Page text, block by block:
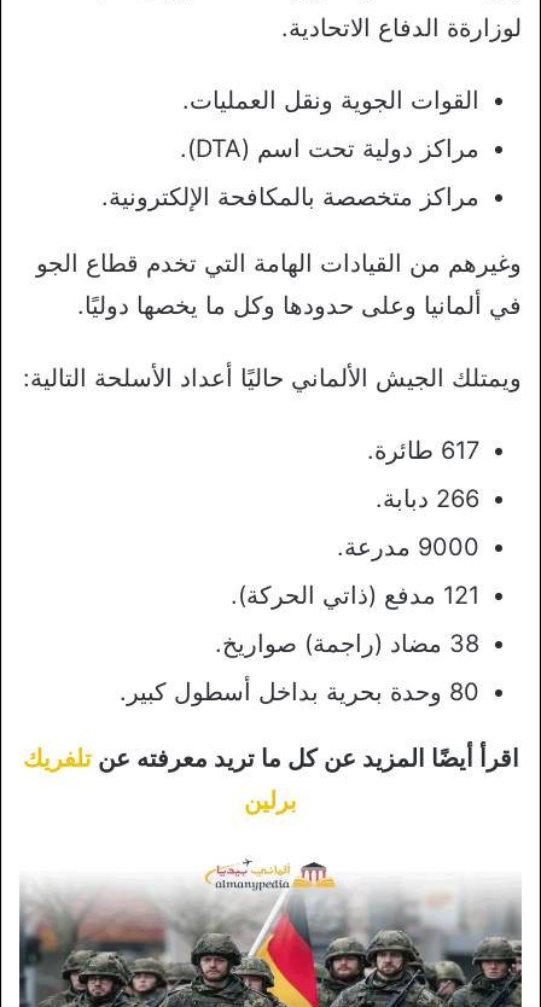
لوزارةة الدفاع الاتحادية.
القوات الجوية ونقل العمليات.
مراكز دولية تحت اسم (DTA).
مراكز متخصصة بالمكافحة الإلكترونية.
وغيرهم من القيادات الهامة التي تخدم قطاع الجو
في ألمانيا وعلى حدودها وكل ما يخصها دوليًا.
ويمتلك الجيش الألماني حاليًا أعداد الأسلحة التالية:
617 طائرة.
266 دبابة.
9000 مدرعة.
121 مدفع (ذاتي الحركة).
38 مضاد (راجمة) صواريخ.
80 وحدة بحرية بداخل أسطول كبير.
اقرأ أيضًا المزيد عن كل ما تريد معرفته عنتلفريك
برلين